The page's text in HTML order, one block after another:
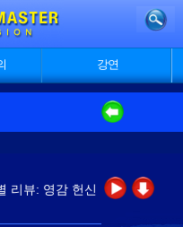
강연
리뷰: 영감 헌신